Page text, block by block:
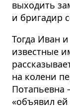
выходить
и бригадир
Тогда Иван
известные
на колени
Потапьевна
«объявил